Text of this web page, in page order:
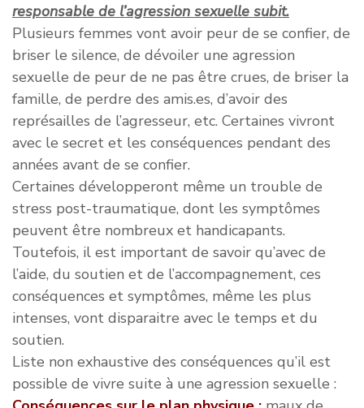
responsable de l’agression sexuelle subit.
Plusieurs femmes vont avoir peur de se confier, de
briser le silence, de dévoiler une agression
sexuelle de peur de ne pas être crues, de briser la
famille, de perdre des amis.es, d’avoir des
représailles de l’agresseur, etc. Certaines vivront
avec le secret et les conséquences pendant des
années avant de se confier.
Certaines développeront même un trouble de
stress post-traumatique, dont les symptômes
peuvent être nombreux et handicapants.
Toutefois, il est important de savoir qu’avec de
l’aide, du soutien et de l’accompagnement, ces
conséquences et symptômes, même les plus
intenses, vont disparaitre avec le temps et du
soutien.
Liste non exhaustive des conséquences qu’il est
possible de vivre suite à une agression sexuelle :